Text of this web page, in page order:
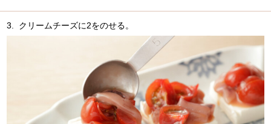
3. クリームチーズに2をのせる。